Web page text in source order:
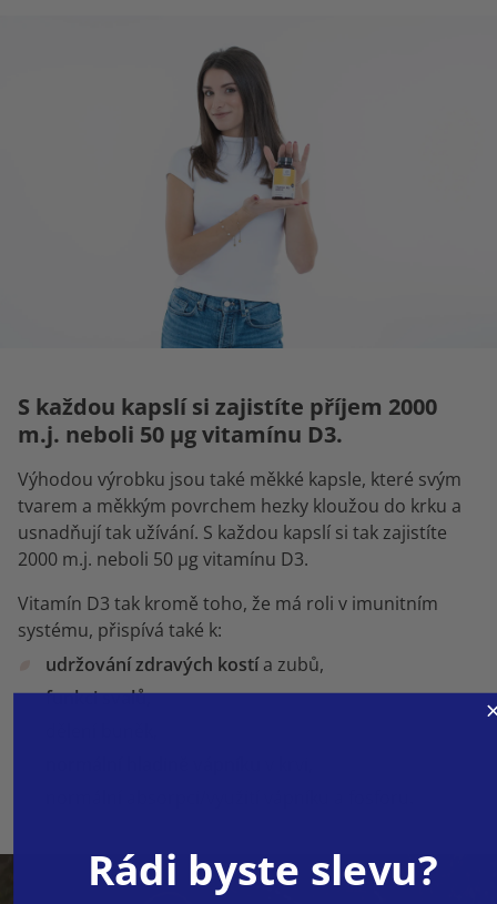
S každou kapslí si zajistíte příjem 2000
m.j. neboli 50 µg vitamínu D3.
Výhodou výrobku jsou také měkké kapsle, které svým
tvarem a měkkým povrchem hezky kloužou do krku a
usnadňují tak užívání. S každou kapslí si tak zajistíte
2000 m.j. neboli 50 µg vitamínu D3.
Vitamín D3 tak kromě toho, že má roli v imunitním
systému, přispívá také k:
udržování zdravých kostía zubů,
funkci svalů,
Rádi byste slevu?